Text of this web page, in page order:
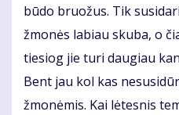
būdo bruožus. Tik
žmonės labiau skuba, o
tiesiog jie turi daugiau
Bent jau kol kas
žmonėmis. Kai lėtesnis